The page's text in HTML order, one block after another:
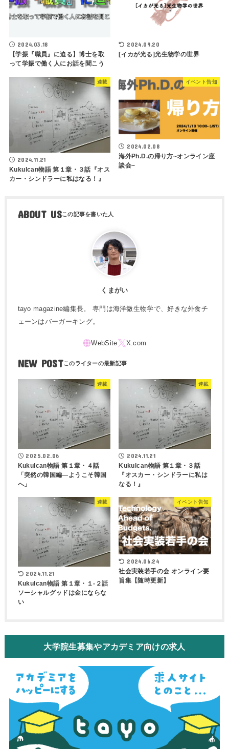
2024.03.18
【学振『職員』に迫る】博士を取
って学振で働く人にお話を聞こう
2024.09.20
[イカが光る]光生物学の世界
連載
2024.11.21
Kukulcan物語 第１章・３話『オス
カー・シンドラーに私はなる！』
イベント告知
2024.02.08
海外Ph.D.の帰り方~オンライン座
談会~
ABOUT US
くまがい
tayo magazine編集長。 専門は海洋微生物学で、好きな外食チ
ェーンはバーガーキング。
NEW POST
連載
2025.02.06
Kukulcan物語 第１章・４話
「突然の韓国編―ようこそ韓国
へ」
連載
2024.11.21
Kukulcan物語 第１章・３話
『オスカー・シンドラーに私は
なる！』
連載
2024.11.21
Kukulcan物語 第１章・１-２話
ソーシャルグッドは金にならな
い
イベント告知
2024.06.24
社会実装若手の会 オンライン要
旨集【随時更新】
大学院生募集やアカデミア向けの求人